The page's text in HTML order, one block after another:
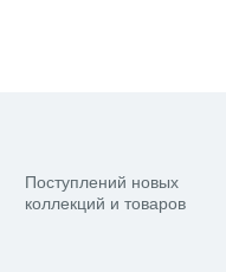
Поступлений новых
коллекций и товаров